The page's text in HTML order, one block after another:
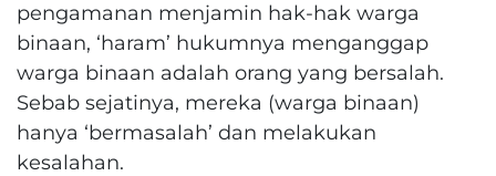
pengamanan menjamin hak-hak warga
binaan, ‘haram’ hukumnya menganggap
warga binaan adalah orang yang bersalah.
Sebab sejatinya, mereka (warga binaan)
hanya ‘bermasalah’ dan melakukan
kesalahan.